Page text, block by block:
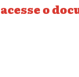
acesse o